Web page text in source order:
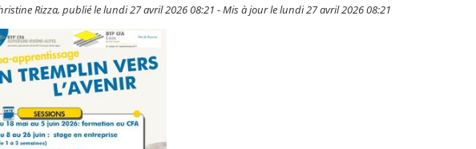
Rizza, publié le lundi 27 avril 2026 08:21 - Mis à jour le lundi 27 avril 2026 08:21